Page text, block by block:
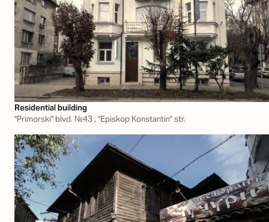
Residential building
"Primorski" blvd. №43 , "Episkop Konstantin" str.